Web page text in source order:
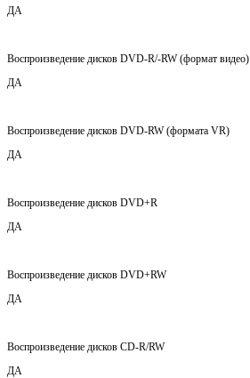
ДА
Воспроизведение дисков DVD-R/-RW (формат видео)
ДА
Воспроизведение дисков DVD-RW (формата VR)
ДА
Воспроизведение дисков DVD+R
ДА
Воспроизведение дисков DVD+RW
ДА
Воспроизведение дисков CD-R/RW
ДА